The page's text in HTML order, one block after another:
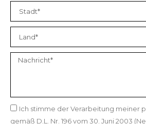
Ich stimme der Verarbeitung meiner
gemäß D.L. Nr. 196 vom 30. Juni 2003